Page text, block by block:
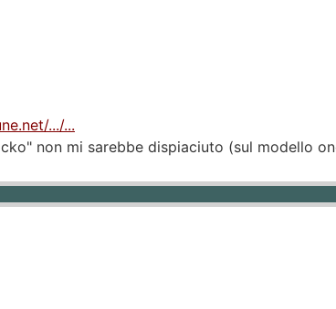
.../...
non mi sarebbe dispiaciuto (sul modello